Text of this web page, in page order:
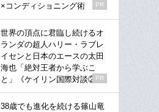
×コンディショニング術
PR
世界の頂点に君臨し続けるオ
ランダの超人ハリー・ラブレ
イセンと日本のエースの太田
海也「絶対王者から学ぶこ
と」《ケイリン国際対談②》
PR
38歳でも進化を続ける篠山竜